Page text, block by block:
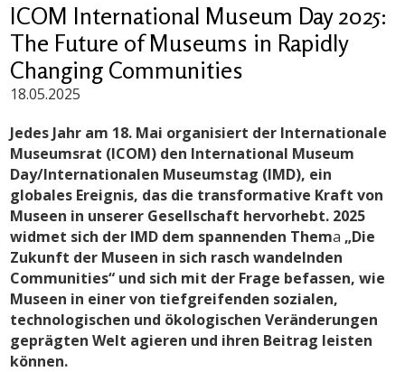
ICOM International Museum Day 2025:
The Future of Museums in Rapidly
Changing Communities
18.05.2025
Jedes Jahr am 18. Mai organisiert der Internationale
Museumsrat (ICOM) den International Museum
Day/Internationalen Museumstag (IMD), ein
globales Ereignis, das die transformative Kraft von
Museen in unserer Gesellschaft hervorhebt. 2025
widmet sich der IMD dem spannenden Thema „Die
Zukunft der Museen in sich rasch wandelnden
Communities“ und sich mit der Frage befassen, wie
Museen in einer von tiefgreifenden sozialen,
technologischen und ökologischen Veränderungen
geprägten Welt agieren und ihren Beitrag leisten
können.